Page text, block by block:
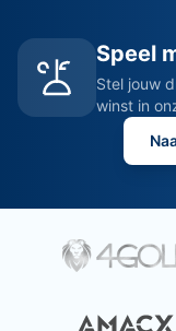
Speel
Stel jouw
winst in